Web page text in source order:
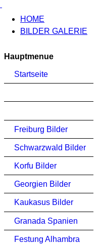
HOME
BILDER GALERIE
Hauptmenue
Startseite
Freiburg Bilder
Schwarzwald Bilder
Korfu Bilder
Georgien Bilder
Kaukasus Bilder
Granada Spanien
Festung Alhambra